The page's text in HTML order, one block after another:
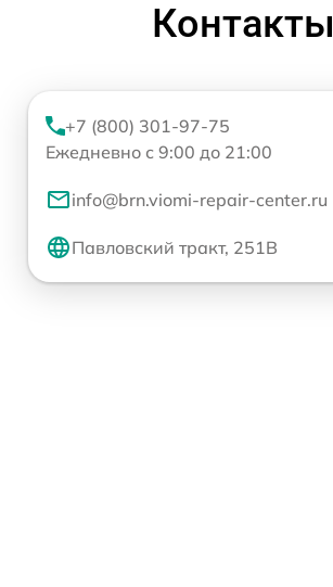
Контакты
+7 (800) 301-97-75
Ежедневно с 9:00 до 21:00
info@brn.viomi-repair-center.ru
Павловский тракт, 251В